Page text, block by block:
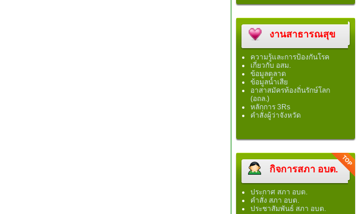
งานสาธารณสุข
ความรู้และการป้องกันโรค
เกี่ยวกับ อสม.
ข้อมูลตลาด
ข้อมูลน้ำเสีย
อาสาสมัครท้องถิ่นรักษ์โลก
(อถล.)
หลักการ 3Rs
คำสั่งผู้ว่าจังหวัด
กิจการสภา อบต.
ประกาศ สภา อบต.
คำสั่ง สภา อบต.
ประชาสัมพันธ์ สภา อบต.